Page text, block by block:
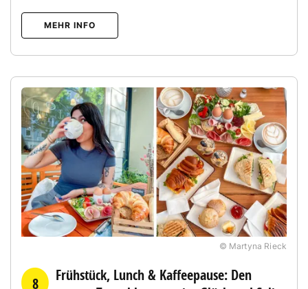
MEHR INFO
© Martyna Rieck
8
Frühstück, Lunch & Kaffeepause: Den